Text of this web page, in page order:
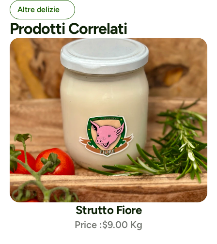
Altre delizie
Prodotti Correlati
Strutto Fiore
Price :$9.00 Kg